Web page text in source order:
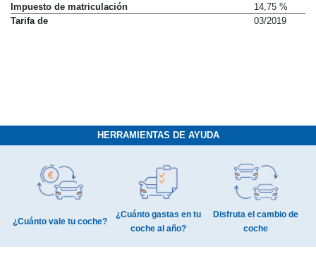
Impuesto de matriculación
14,75 %
Tarifa de
03/2019
HERRAMIENTAS DE AYUDA
¿Cuánto vale tu coche?
¿Cuánto gastas en tu
coche al año?
Disfruta el cambio de
coche